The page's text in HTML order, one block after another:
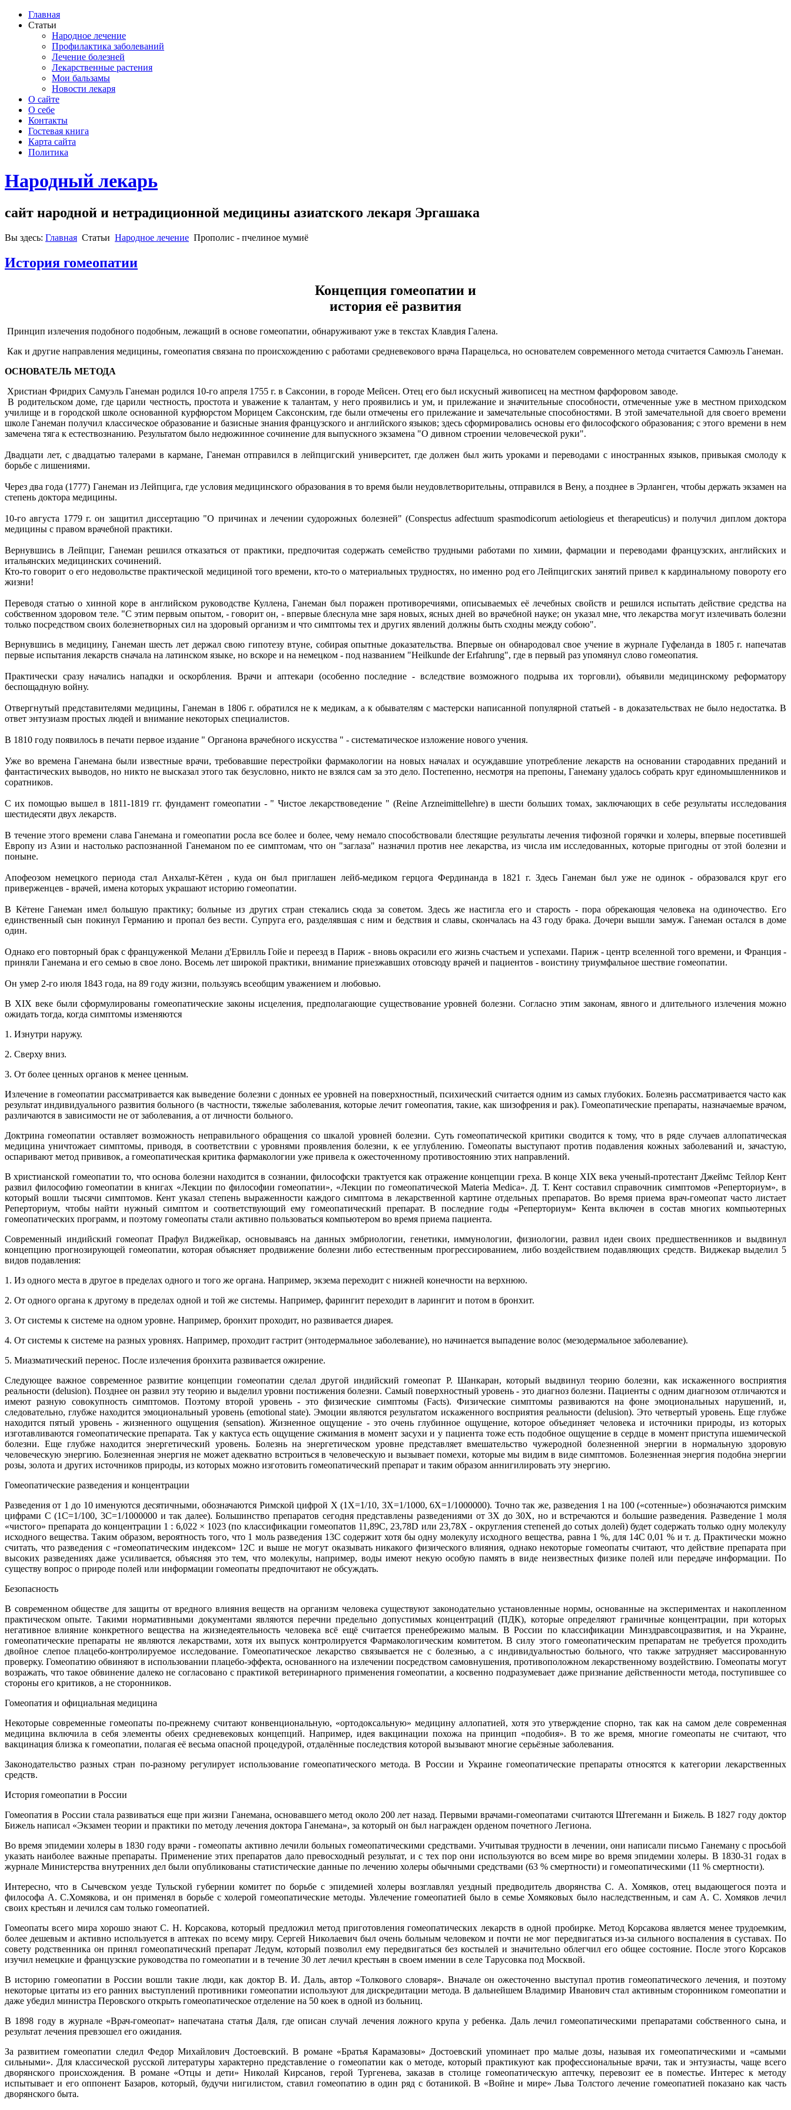
Главная
Статьи
Народное лечение
Профилактика заболеваний
Лечение болезней
Лекарственные растения
Мои бальзамы
Новости лекаря
О сайте
О себе
Контакты
Гостевая книга
Карта сайта
Политика
Народный лекарь
сайт народной и нетрадиционной медицины азиатского лекаря Эргашака
Вы здесь: Главная Статьи Народное лечение Прополис - пчелиное мумиё
История гомеопатии
Концепция гомеопатии и
история её развития
Принцип излечения подобного подобным, лежащий в основе гомеопатии, обнаруживают уже в текстах Клавдия Галена.
Как и другие направления медицины, гомеопатия связана по происхождению с работами средневекового врача Парацельса, но основателем современного метода считается Самюэль Ганеман.
ОСНОВАТЕЛЬ МЕТОДА
Христиан Фридрих Самуэль Ганеман родился 10-го апреля 1755 г. в Саксонии, в городе Мейсен. Отец его был искусный живописец на местном фарфоровом заводе.
В родительском доме, где царили честность, простота и уважение к талантам, у него проявились и ум, и прилежание и значительные способности, отмеченные уже в местном приходском
училище и в городской школе основанной курфюрстом Морицем Саксонским, где были отмечены его прилежание и замечательные способностями. В этой замечательной для своего времени
школе Ганеман получил классическое образование и базисные знания французского и английского языков; здесь сформировались основы его философского образования; с этого времени в нем
замечена тяга к естествознанию. Результатом было недюжинное сочинение для выпускного экзамена "О дивном строении человеческой руки".
Двадцати лет, с двадцатью талерами в кармане, Ганеман отправился в лейпцигский университет, где должен был жить уроками и переводами с иностранных языков, привыкая смолоду к
борьбе с лишениями.
Через два года (1777) Ганеман из Лейпцига, где условия медицинского образования в то время были неудовлетворительны, отправился в Вену, а позднее в Эрланген, чтобы держать экзамен на
степень доктора медицины.
10-го августа 1779 г. он защитил диссертацию "О причинах и лечении судорожных болезней" (Conspectus adfectuum spasmodicorum aetiologieus et therapeuticus) и получил диплом доктора
медицины с правом врачебной практики.
Вернувшись в Лейпциг, Ганеман решился отказаться от практики, предпочитая содержать семейство трудными работами по химии, фармации и переводами французских, английских и
итальянских медицинских сочинений.
Кто-то говорит о его недовольстве практической медициной того времени, кто-то о материальных трудностях, но именно род его Лейпцигских занятий привел к кардинальному повороту его
жизни!
Переводя статью о хинной коре в английском руководстве Куллена, Ганеман был поражен противоречиями, описываемых её лечебных свойств и решился испытать действие средства на
собственном здоровом теле. "С этим первым опытом, - говорит он, - впервые блеснула мне заря новых, ясных дней во врачебной науке; он указал мне, что лекарства могут излечивать болезни
только посредством своих болезнетворных сил на здоровый организм и что симптомы тех и других явлений должны быть сходны между собою".
Вернувшись в медицину, Ганеман шесть лет держал свою гипотезу втуне, собирая опытные доказательства. Впервые он обнародовал свое учение в журнале Гуфеланда в 1805 г. напечатав
первые испытания лекарств сначала на латинском языке, но вскоре и на немецком - под названием "Heilkunde der Erfahrung", где в первый раз упомянул слово гомеопатия.
Практически сразу начались нападки и оскорбления. Врачи и аптекари (особенно последние - вследствие возможного подрыва их торговли), объявили медицинскому реформатору
беспощадную войну.
Отвергнутый представителями медицины, Ганеман в 1806 г. обратился не к медикам, а к обывателям с мастерски написанной популярной статьей - в доказательствах не было недостатка. В
ответ энтузиазм простых людей и внимание некоторых специалистов.
В 1810 году появилось в печати первое издание " Органона врачебного искусства " - систематическое изложение нового учения.
Уже во времена Ганемана были известные врачи, требовавшие перестройки фармакологии на новых началах и осуждавшие употребление лекарств на основании стародавних преданий и
фантастических выводов, но никто не высказал этого так безусловно, никто не взялся сам за это дело. Постепенно, несмотря на препоны, Ганеману удалось собрать круг единомышленников и
соратников.
С их помощью вышел в 1811-1819 гг. фундамент гомеопатии - " Чистое лекарствоведение " (Reine Arzneimittellehre) в шести больших томах, заключающих в себе результаты исследования
шестидесяти двух лекарств.
В течение этого времени слава Ганемана и гомеопатии росла все более и более, чему немало способствовали блестящие результаты лечения тифозной горячки и холеры, впервые посетившей
Европу из Азии и настолько распознанной Ганеманом по ее симптомам, что он "заглаза" назначил против нее лекарства, из числа им исследованных, которые пригодны от этой болезни и
поныне.
Апофеозом немецкого периода стал Анхальт-Кётен , куда он был приглашен лейб-медиком герцога Фердинанда в 1821 г. Здесь Ганеман был уже не одинок - образовался круг его
приверженцев - врачей, имена которых украшают историю гомеопатии.
В Кётене Ганеман имел большую практику; больные из других стран стекались сюда за советом. Здесь же настигла его и старость - пора обрекающая человека на одиночество. Его
единственный сын покинул Германию и пропал без вести. Супруга его, разделявшая с ним и бедствия и славы, скончалась на 43 году брака. Дочери вышли замуж. Ганеман остался в доме
один.
Однако его повторный брак с француженкой Мелани д'Ервилль Гойе и переезд в Париж - вновь окрасили его жизнь счастьем и успехами. Париж - центр вселенной того времени, и Франция -
приняли Ганемана и его семью в свое лоно. Восемь лет широкой практики, внимание приезжавших отовсюду врачей и пациентов - воистину триумфальное шествие гомеопатии.
Он умер 2-го июля 1843 года, на 89 году жизни, пользуясь всеобщим уважением и любовью.
В XIX веке были сформулированы гомеопатические законы исцеления, предполагающие существование уровней болезни. Согласно этим законам, явного и длительного излечения можно
ожидать тогда, когда симптомы изменяются
1. Изнутри наружу.
2. Сверху вниз.
3. От более ценных органов к менее ценным.
Излечение в гомеопатии рассматривается как выведение болезни с донных ее уровней на поверхностный, психический считается одним из самых глубоких. Болезнь рассматривается часто как
результат индивидуального развития больного (в частности, тяжелые заболевания, которые лечит гомеопатия, такие, как шизофрения и рак). Гомеопатические препараты, назначаемые врачом,
различаются в зависимости не от заболевания, а от личности больного.
Доктрина гомеопатии оставляет возможность неправильного обращения со шкалой уровней болезни. Суть гомеопатической критики сводится к тому, что в ряде случаев аллопатическая
медицина уничтожает симптомы, приводя, в соответствии с уровнями проявления болезни, к ее углублению. Гомеопаты выступают против подавления кожных заболеваний и, зачастую,
оспаривают метод прививок, а гомеопатическая критика фармакологии уже привела к ожесточенному противостоянию этих направлений.
В христианской гомеопатии то, что основа болезни находится в сознании, философски трактуется как отражение концепции греха. В конце XIX века ученый-протестант Джеймс Тейлор Кент
развил философию гомеопатии в книгах «Лекции по философии гомеопатии», «Лекции по гомеопатической Materia Medica». Д. Т. Кент составил справочник симптомов «Реперториум», в
который вошли тысячи симптомов. Кент указал степень выраженности каждого симптома в лекарственной картине отдельных препаратов. Во время приема врач-гомеопат часто листает
Реперториум, чтобы найти нужный симптом и соответствующий ему гомеопатический препарат. В последние годы «Реперториум» Кента включен в состав многих компьютерных
гомеопатических программ, и поэтому гомеопаты стали активно пользоваться компьютером во время приема пациента.
Современный индийский гомеопат Прафул Виджейкар, основываясь на данных эмбриологии, генетики, иммунологии, физиологии, развил идеи своих предшественников и выдвинул
концепцию прогнозирующей гомеопатии, которая объясняет продвижение болезни либо естественным прогрессированием, либо воздействием подавляющих средств. Виджекар выделил 5
видов подавления:
1. Из одного места в другое в пределах одного и того же органа. Например, экзема переходит с нижней конечности на верхнюю.
2. От одного органа к другому в пределах одной и той же системы. Например, фарингит переходит в ларингит и потом в бронхит.
3. От системы к системе на одном уровне. Например, бронхит проходит, но развивается диарея.
4. От системы к системе на разных уровнях. Например, проходит гастрит (энтодермальное заболевание), но начинается выпадение волос (мезодермальное заболевание).
5. Миазматический перенос. После излечения бронхита развивается ожирение.
Следующее важное современное развитие концепции гомеопатии сделал другой индийский гомеопат Р. Шанкаран, который выдвинул теорию болезни, как искаженного восприятия
реальности (delusion). Позднее он развил эту теорию и выделил уровни постижения болезни. Самый поверхностный уровень - это диагноз болезни. Пациенты с одним диагнозом отличаются и
имеют разную совокупность симптомов. Поэтому второй уровень - это физические симптомы (Facts). Физические симптомы развиваются на фоне эмоциональных нарушений, и,
следовательно, глубже находится эмоциональный уровень (emotional state). Эмоции являются результатом искаженного восприятия реальности (delusion). Это четвертый уровень. Еще глубже
находится пятый уровень - жизненного ощущения (sensation). Жизненное ощущение - это очень глубинное ощущение, которое объединяет человека и источники природы, из которых
изготавливаются гомеопатические препарата. Так у кактуса есть ощущение сжимания в момент засухи и у пациента тоже есть подобное ощущение в сердце в момент приступа ишемической
болезни. Еще глубже находится энергетический уровень. Болезнь на энергетическом уровне представляет вмешательство чужеродной болезненной энергии в нормальную здоровую
человеческую энергию. Болезненная энергия не может адекватно встроиться в человеческую и вызывает помехи, которые мы видим в виде симптомов. Болезненная энергия подобна энергии
розы, золота и других источников природы, из которых можно изготовить гомеопатический препарат и таким образом аннигилировать эту энергию.
Гомеопатические разведения и концентрации
Разведения от 1 до 10 именуются десятичными, обозначаются Римской цифрой X (1X=1/10, 3X=1/1000, 6X=1/1000000). Точно так же, разведения 1 на 100 («сотенные») обозначаются римским
цифрами C (1C=1/100, 3C=1/1000000 и так далее). Большинство препаратов сегодня представлены разведениями от 3X до 30X, но и встречаются и большие разведения. Разведение 1 моля
«чистого» препарата до концентрации 1 : 6,022 × 1023 (по классификации гомеопатов 11,89С, 23,78D или 23,78X - округления степеней до сотых долей) будет содержать только одну молекулу
исходного вещества. Таким образом, вероятность того, что 1 моль разведения 13C содержит хотя бы одну молекулу исходного вещества, равна 1 %, для 14С 0,01 % и т. д. Практически можно
считать, что разведения с «гомеопатическим индексом» 12С и выше не могут оказывать никакого физического влияния, однако некоторые гомеопаты считают, что действие препарата при
высоких разведениях даже усиливается, объясняя это тем, что молекулы, например, воды имеют некую особую память в виде неизвестных физике полей или передаче информации. По
существу вопрос о природе полей или информации гомеопаты предпочитают не обсуждать.
Безопасность
В современном обществе для защиты от вредного влияния веществ на организм человека существуют законодательно установленные нормы, основанные на экспериментах и накопленном
практическом опыте. Такими нормативными документами являются перечни предельно допустимых концентраций (ПДК), которые определяют граничные концентрации, при которых
негативное влияние конкретного вещества на жизнедеятельность человека всё ещё считается пренебрежимо малым. В России по классификации Минздравсоцразвития, и на Украине,
гомеопатические препараты не являются лекарствами, хотя их выпуск контролируется Фармакологическим комитетом. В силу этого гомеопатическим препаратам не требуется проходить
двойное слепое плацебо-контролируемое исследование. Гомеопатическое лекарство связывается не с болезнью, а с индивидуальностью больного, что также затрудняет массированную
проверку. Гомеопатию обвиняют в использовании плацебо-эффекта, основанного на излечении посредством самовнушения, противоположном лекарственному воздействию. Гомеопаты могут
возражать, что такое обвинение далеко не согласовано с практикой ветеринарного применения гомеопатии, а косвенно подразумевает даже признание действенности метода, поступившее со
стороны его критиков, а не сторонников.
Гомеопатия и официальная медицина
Некоторые современные гомеопаты по-прежнему считают конвенциональную, «ортодоксальную» медицину аллопатией, хотя это утверждение спорно, так как на самом деле современная
медицина включила в себя элементы обеих средневековых концепций. Например, идея вакцинации похожа на принцип «подобия». В то же время, многие гомеопаты не считают, что
вакцинация близка к гомеопатии, полагая её весьма опасной процедурой, отдалённые последствия которой вызывают многие серьёзные заболевания.
Законодательство разных стран по-разному регулирует использование гомеопатического метода. В России и Украине гомеопатические препараты относятся к категории лекарственных
средств.
История гомеопатии в России
Гомеопатия в России стала развиваться еще при жизни Ганемана, основавшего метод около 200 лет назад. Первыми врачами-гомеопатами считаются Штегеманн и Бижель. В 1827 году доктор
Бижель написал «Экзамен теории и практики по методу лечения доктора Ганемана», за который он был награжден орденом почетного Легиона.
Во время эпидемии холеры в 1830 году врачи - гомеопаты активно лечили больных гомеопатическими средствами. Учитывая трудности в лечении, они написали письмо Ганеману с просьбой
указать наиболее важные препараты. Применение этих препаратов дало превосходный результат, и с тех пор они используются во всем мире во время эпидемии холеры. В 1830-31 годах в
журнале Министерства внутренних дел были опубликованы статистические данные по лечению холеры обычными средствами (63 % смертности) и гомеопатическими (11 % смертности).
Интересно, что в Сычевском уезде Тульской губернии комитет по борьбе с эпидемией холеры возглавлял уездный предводитель дворянства С. А. Хомяков, отец выдающегося поэта и
философа А. С.Хомякова, и он применял в борьбе с холерой гомеопатические методы. Увлечение гомеопатией было в семье Хомяковых было наследственным, и сам А. С. Хомяков лечил
своих крестьян и лечился сам только гомеопатией.
Гомеопаты всего мира хорошо знают С. Н. Корсакова, который предложил метод приготовления гомеопатических лекарств в одной пробирке. Метод Корсакова является менее трудоемким,
более дешевым и активно используется в аптеках по всему миру. Сергей Николаевич был очень больным человеком и почти не мог передвигаться из-за сильного воспаления в суставах. По
совету родственника он принял гомеопатический препарат Ледум, который позволил ему передвигаться без костылей и значительно облегчил его общее состояние. После этого Корсаков
изучил немецкие и французские руководства по гомеопатии и в течение 30 лет лечил крестьян в своем имении в селе Тарусовка под Москвой.
В историю гомеопатии в России вошли такие люди, как доктор В. И. Даль, автор «Толкового словаря». Вначале он ожесточенно выступал против гомеопатического лечения, и поэтому
некоторые цитаты из его ранних выступлений противники гомеопатии используют для дискредитации метода. В дальнейшем Владимир Иванович стал активным сторонником гомеопатии и
даже убедил министра Перовского открыть гомеопатическое отделение на 50 коек в одной из больниц.
В 1898 году в журнале «Врач-гомеопат» напечатана статья Даля, где описан случай лечения ложного крупа у ребенка. Даль лечил гомеопатическими препаратами собственного сына, и
результат лечения превзошел его ожидания.
За развитием гомеопатии следил Федор Михайлович Достоевский. В романе «Братья Карамазовы» Достоевский упоминает про малые дозы, называя их гомеопатическими и «самыми
сильными». Для классической русской литературы характерно представление о гомеопатии как о методе, который практикуют как профессиональные врачи, так и энтузиасты, чаще всего
дворянского происхождения. В романе «Отцы и дети» Николай Кирсанов, герой Тургенева, заказав в столице гомеопатическую аптечку, перевозит ее в поместье. Интерес к методу
испытывает и его оппонент Базаров, который, будучи нигилистом, ставил гомеопатию в один ряд с ботаникой. В «Войне и мире» Льва Толстого лечение гомеопатией показано как часть
дворянского быта.